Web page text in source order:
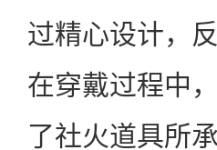
过精心设计，
在穿戴过程中
了社火道具所